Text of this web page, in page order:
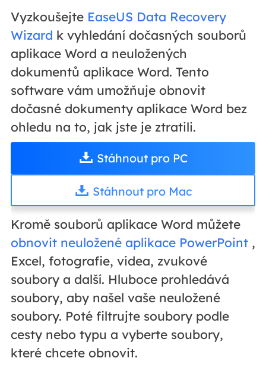
Vyzkoušejte EaseUS Data Recovery
Wizard k vyhledání dočasných souborů
aplikace Word a neuložených
dokumentů aplikace Word. Tento
software vám umožňuje obnovit
dočasné dokumenty aplikace Word bez
ohledu na to, jak jste je ztratili.
Stáhnout pro PC
Stáhnout pro Mac
Kromě souborů aplikace Word můžete
obnovit neuložené aplikace PowerPoint,
Excel, fotografie, videa, zvukové
soubory a další. Hluboce prohledává
soubory, aby našel vaše neuložené
soubory. Poté filtrujte soubory podle
cesty nebo typu a vyberte soubory,
které chcete obnovit.